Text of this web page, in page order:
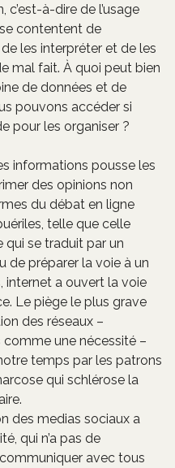
à-dire de l’usage
contentent de
les interpréter et de les
mal fait. À quoi peut bien
de données et de
pouvons accéder si
pour les organiser ?
informations pousse les
des opinions non
du débat en ligne
telle que celle
qui se traduit par un
de préparer la voie à un
internet a ouvert la voie
Le piège le plus grave
des réseaux –
une nécessité –
temps par les patrons
qui schlérose la
des medias sociaux a
qui n’a pas de
avec tous